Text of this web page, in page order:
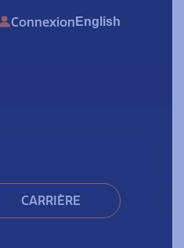
Connexion English
CARRIÈRE